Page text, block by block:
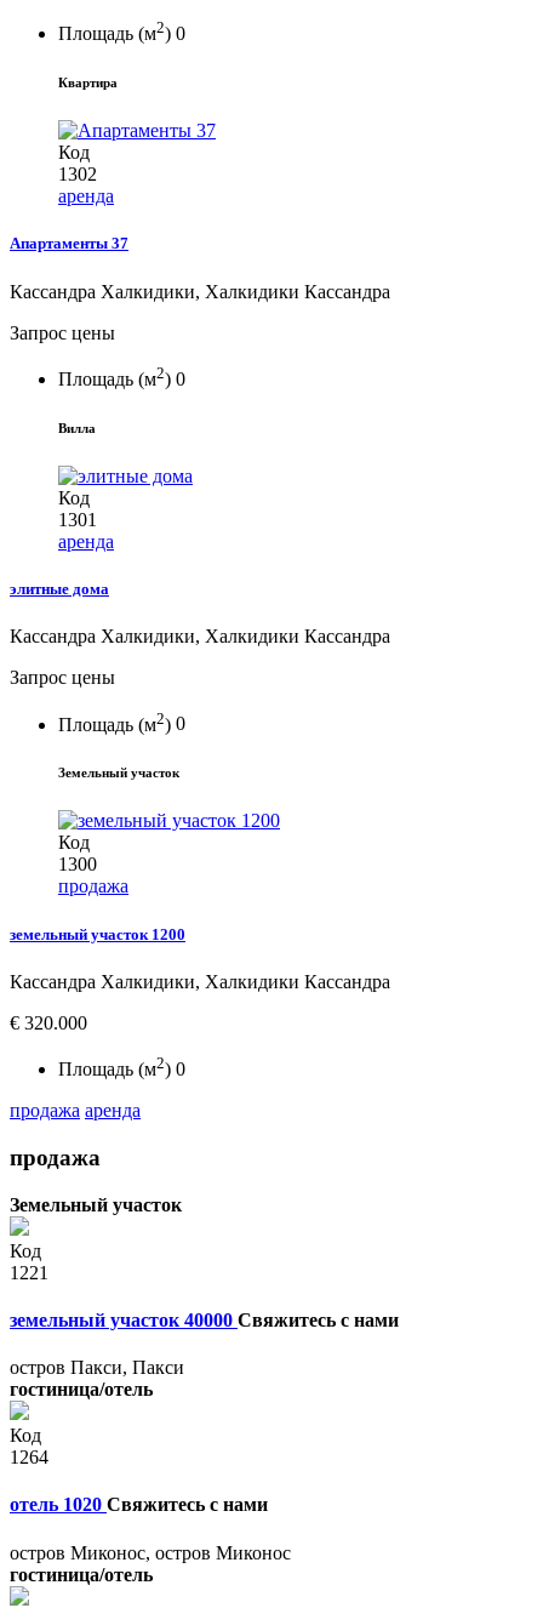
Площадь (м2) 0
Квартира
Код
1302
аренда
Апартаменты 37
Кассандра Халкидики, Халкидики Кассандра
Запрос цены
Площадь (м2) 0
Вилла
Код
1301
аренда
элитные дома
Кассандра Халкидики, Халкидики Кассандра
Запрос цены
Площадь (м2) 0
Земельный участок
Код
1300
продажа
земельный участок 1200
Кассандра Халкидики, Халкидики Кассандра
€ 320.000
Площадь (м2) 0
продажа аренда
продажа
Земельный участок
Код
1221
земельный участок 40000 Свяжитесь с нами
остров Пакси, Пакси
гостиница/отель
Код
1264
отель 1020 Свяжитесь с нами
остров Миконос, остров Миконос
гостиница/отель